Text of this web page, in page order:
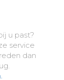
u past?
service
dan